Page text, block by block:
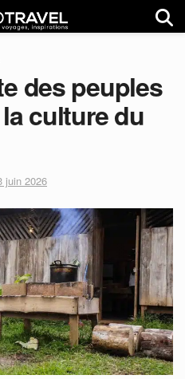
des peuples
culture du
juin 2026